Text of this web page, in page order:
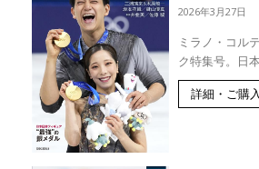
2026年3月27日
ミラノ・コル
ク特集号。日
詳細・ご購入